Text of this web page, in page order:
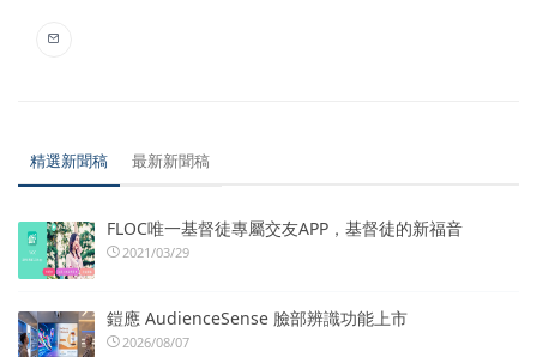
精選新聞稿 最新新聞稿
FLOC唯一基督徒專屬交友APP，基督徒的新福音
2021/03/29
鎧應 AudienceSense 臉部辨識功能上市
2026/08/07